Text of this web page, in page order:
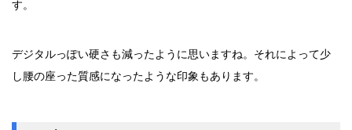
す。
デジタルっぽい硬さも減ったように思いますね。それによって少
し腰の座った質感になったような印象もあります。